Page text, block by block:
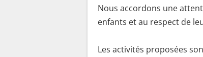
Nous accordons une
enfants et au respect de
Les activités proposées